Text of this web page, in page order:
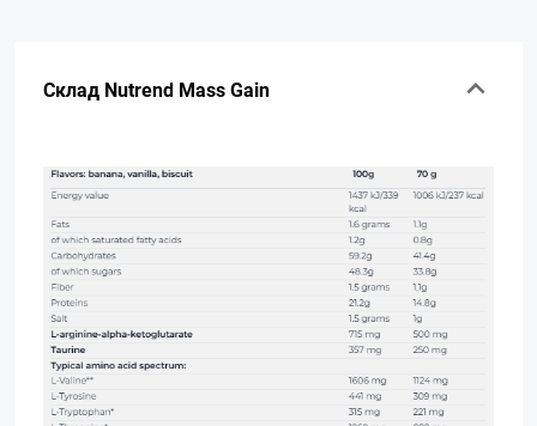
Склад Nutrend Mass Gain